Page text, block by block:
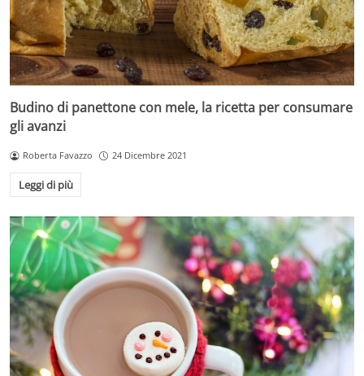
Budino di panettone con mele, la ricetta per consumare
gli avanzi
Roberta Favazzo 24 Dicembre 2021
Leggi di più